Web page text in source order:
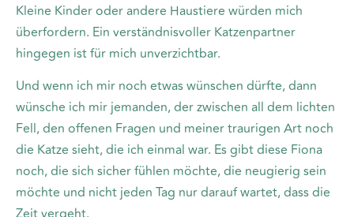
Kleine Kinder oder andere Haustiere würden mich
überfordern. Ein verständnisvoller Katzenpartner
hingegen ist für mich unverzichtbar.
Und wenn ich mir noch etwas wünschen dürfte, dann
wünsche ich mir jemanden, der zwischen all dem lichten
Fell, den offenen Fragen und meiner traurigen Art noch
die Katze sieht, die ich einmal war. Es gibt diese Fiona
noch, die sich sicher fühlen möchte, die neugierig sein
möchte und nicht jeden Tag nur darauf wartet, dass die